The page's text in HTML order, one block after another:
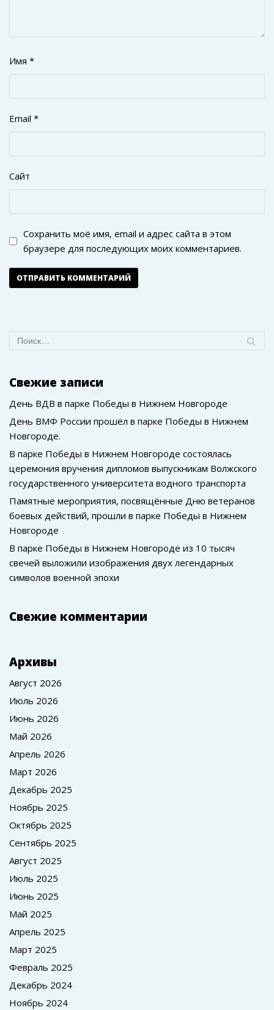
Имя *
Email *
Сайт
Сохранить моё имя, email и адрес сайта в этом
браузере для последующих моих комментариев.
Свежие записи
День ВДВ в парке Победы в Нижнем Новгороде
День ВМФ России прошёл в парке Победы в Нижнем
Новгороде.
В парке Победы в Нижнем Новгороде состоялась
церемония вручения дипломов выпускникам Волжского
государственного университета водного транспорта
Памятные мероприятия, посвящённые Дню ветеранов
боевых действий, прошли в парке Победы в Нижнем
Новгороде
В парке Победы в Нижнем Новгороде из 10 тысяч
свечей выложили изображения двух легендарных
символов военной эпохи
Свежие комментарии
Архивы
Август 2026
Июль 2026
Июнь 2026
Май 2026
Апрель 2026
Март 2026
Декабрь 2025
Ноябрь 2025
Октябрь 2025
Сентябрь 2025
Август 2025
Июль 2025
Июнь 2025
Май 2025
Апрель 2025
Март 2025
Февраль 2025
Декабрь 2024
Ноябрь 2024